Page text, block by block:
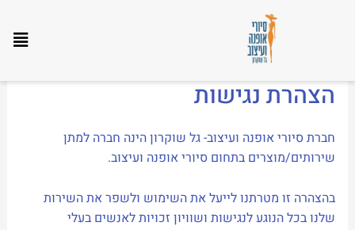
הצהרת נגישות
הצהרת נגישות
חברת סיורי אופנה ועיצוב- גל שוקרון הינה חברה למתן
שירותים/מוצרים בתחום סיורי אופנה ועיצוב.
בהצהרה זו מטרתנו לייעל את השימוש ולשפר את השירות
שלנו בכל הנוגע לנגישות ושוויון זכויות לאנשים בעלי